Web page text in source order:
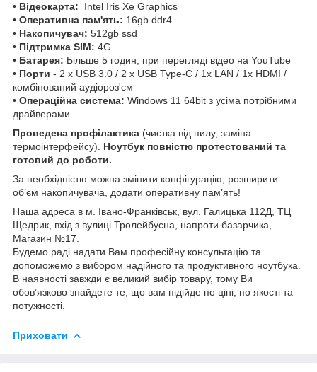
• Відеокарта:
Intel Iris Xe Graphics
• Оперативна пам'ять: 16gb ddr4
• Накопичувач: 512gb ssd
• Підтримка SIM: 4G
• Батарея: Більше 5 годин, при перегляді відео на YouTube
• Порти - 2 x USB 3.0 / 2 x USB Type-C / 1x LAN / 1x HDMI /
комбінований аудіороз'єм
• Операційна система: Windows 11 64bit з усіма потрібними
драйверами
Проведена профілактика (чистка від пилу, заміна
термоінтерфейсу). Ноутбук повністю протестований та
готовий до роботи.
За необхідністю можна змінити конфігурацію, розширити
об’єм накопичувача, додати оперативну пам’ять!
Наша адреса в м. Івано-Франківськ, вул. Галицька 112Д, ТЦ
Щедрик, вхід з вулиці Тролейбусна, напроти базарчика,
Магазин №17.
Будемо раді надати Вам професійну консультацію та
допоможемо з вибором надійного та продуктивного ноутбука.
В наявності завжди є великий вибір товару, тому Ви
обов’язково знайдете те, що вам підійде по ціні, по якості та
потужності.
Приховати